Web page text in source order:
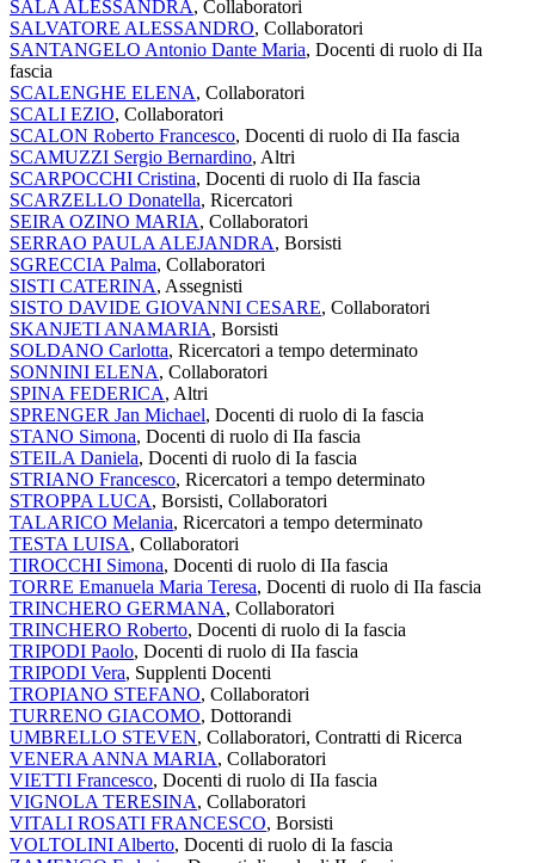
SALA ALESSANDRA, Collaboratori
SALVATORE ALESSANDRO, Collaboratori
SANTANGELO Antonio Dante Maria, Docenti di ruolo di IIa
fascia
SCALENGHE ELENA, Collaboratori
SCALI EZIO, Collaboratori
SCALON Roberto Francesco, Docenti di ruolo di IIa fascia
SCAMUZZI Sergio Bernardino, Altri
SCARPOCCHI Cristina, Docenti di ruolo di IIa fascia
SCARZELLO Donatella, Ricercatori
SEIRA OZINO MARIA, Collaboratori
SERRAO PAULA ALEJANDRA, Borsisti
SGRECCIA Palma, Collaboratori
SISTI CATERINA, Assegnisti
SISTO DAVIDE GIOVANNI CESARE, Collaboratori
SKANJETI ANAMARIA, Borsisti
SOLDANO Carlotta, Ricercatori a tempo determinato
SONNINI ELENA, Collaboratori
SPINA FEDERICA, Altri
SPRENGER Jan Michael, Docenti di ruolo di Ia fascia
STANO Simona, Docenti di ruolo di IIa fascia
STEILA Daniela, Docenti di ruolo di Ia fascia
STRIANO Francesco, Ricercatori a tempo determinato
STROPPA LUCA, Borsisti, Collaboratori
TALARICO Melania, Ricercatori a tempo determinato
TESTA LUISA, Collaboratori
TIROCCHI Simona, Docenti di ruolo di IIa fascia
TORRE Emanuela Maria Teresa, Docenti di ruolo di IIa fascia
TRINCHERO GERMANA, Collaboratori
TRINCHERO Roberto, Docenti di ruolo di Ia fascia
TRIPODI Paolo, Docenti di ruolo di IIa fascia
TRIPODI Vera, Supplenti Docenti
TROPIANO STEFANO, Collaboratori
TURRENO GIACOMO, Dottorandi
UMBRELLO STEVEN, Collaboratori, Contratti di Ricerca
VENERA ANNA MARIA, Collaboratori
VIETTI Francesco, Docenti di ruolo di IIa fascia
VIGNOLA TERESINA, Collaboratori
VITALI ROSATI FRANCESCO, Borsisti
VOLTOLINI Alberto, Docenti di ruolo di Ia fascia